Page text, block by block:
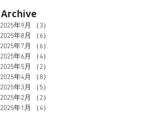
Archive
2025年9月 （3）
2025年8月
（6）
2025年7月
（6）
2025年6月
（4）
2025年5月
（2）
2025年4月
（8）
2025年3月
（5）
2025年2月
（2）
2025年1月
（4）